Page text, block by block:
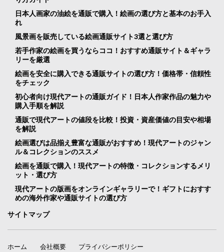
日本人画家の油絵を通販で購入！絵画の選び方と基本のお手入
れ
風景画を販売している絵画通販サイト3選と選び方
若手作家の絵画を買うならココ！おすすめ通販サイト＆ギャラ
リーを厳選
絵画を安全に購入できる通販サイトの選び方！価格帯・信頼性
をチェック
初心者向け現代アートの通販ガイド！日本人作家作品の魅力や
購入手順を解説
通販で現代アートの値段を比較！投資・資産価値の目安や相場
を解説
絵画選びは品揃え豊富な通販がおすすめ！現代アートのジャン
ル＆コレクションのススメ
絵画を通販で購入！現代アートの特徴・コレクションするメリ
ット・選び方
現代アートの版画をオンラインギャラリーで！ギフトにおすす
めの海外作家や通販サイトの選び方
サイトマップ
ホーム 会社概要 プライバシーポリシー